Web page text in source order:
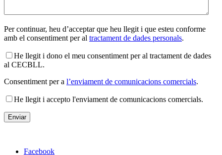
Per continuar, heu d’acceptar que heu llegit i que esteu conforme
amb el consentiment per al tractament de dades personals.
He llegit i dono el meu consentiment per al tractament de dades
al CECBLL.
Consentiment per a l’enviament de comunicacions comercials.
He llegit i accepto l'enviament de comunicacions comercials.
Facebook